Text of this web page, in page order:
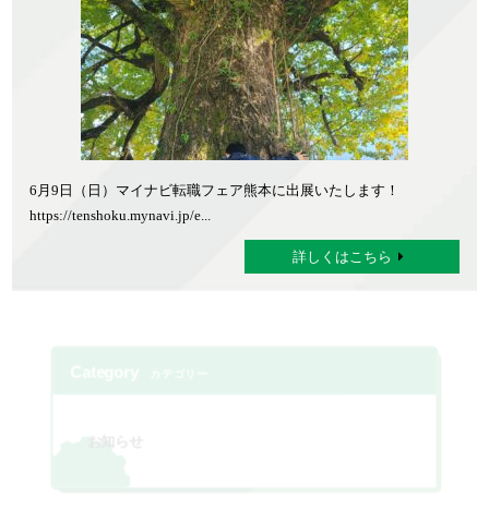
6月9日（日）マイナビ転職フェア熊本に出展いたします！
https://tenshoku.mynavi.jp/e...
詳しくはこちら
Category
お知らせ